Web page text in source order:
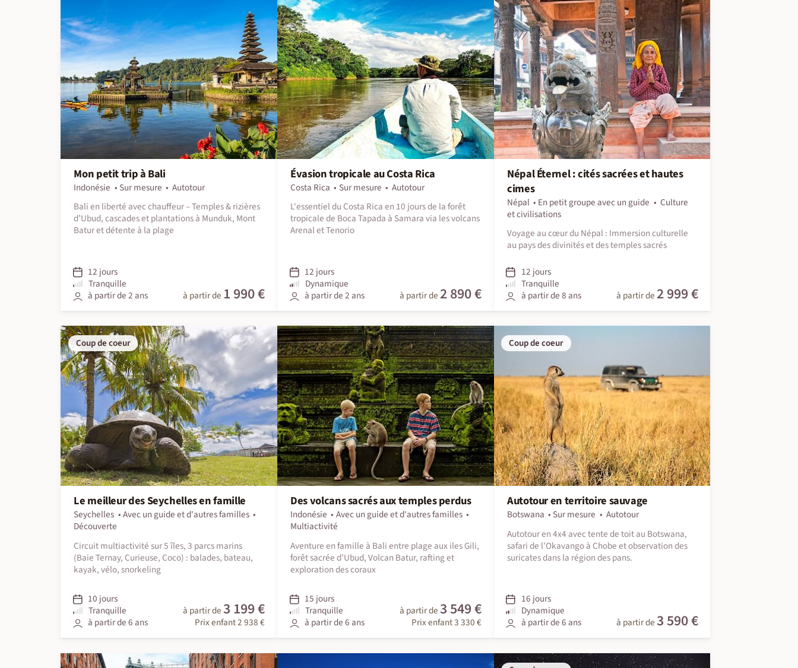
Mon petit trip à Bali
Indonésie Sur mesure
Autotour
Bali en liberté avec chauffeur – Temples & rizières
d’Ubud, cascades et plantations à Munduk, Mont
Batur et détente à la plage
12 jours
Tranquille
à partir de 2 ans
à partir de 1 990 €
Évasion tropicale au Costa Rica
Costa Rica Sur mesure
Autotour
L'essentiel du Costa Rica en 10 jours de la forêt
tropicale de Boca Tapada à Samara via les volcans
Arenal et Tenorio
12 jours
Dynamique
à partir de 2 ans
à partir de 2 890 €
Népal Éternel : cités sacrées et hautes
cimes
Népal En petit groupe avec un guide
Culture
et civilisations
Voyage au cœur du Népal : Immersion culturelle
au pays des divinités et des temples sacrés
12 jours
Tranquille
à partir de 8 ans
à partir de 2 999 €
Coup de coeur
Le meilleur des Seychelles en famille
Seychelles
Avec un guide et d'autres familles
Découverte
Circuit multiactivité sur 5 îles, 3 parcs marins
(Baie Ternay, Curieuse, Coco) : balades, bateau,
kayak, vélo, snorkeling
10 jours
Tranquille
à partir de 6 ans
à partir de 3 199 €
Prix enfant 2 938 €
Des volcans sacrés aux temples perdus
Indonésie
Avec un guide et d'autres familles
Multiactivité
Aventure en famille à Bali entre plage aux iles Gili,
forêt sacrée d’Ubud, Volcan Batur, rafting et
exploration des coraux
15 jours
Tranquille
à partir de 6 ans
à partir de 3 549 €
Prix enfant 3 330 €
Coup de coeur
Autotour en territoire sauvage
Botswana Sur mesure
Autotour
Autotour en 4x4 avec tente de toit au Botswana,
safari de l’Okavango à Chobe et observation des
suricates dans la région des pans.
16 jours
Dynamique
à partir de 6 ans
à partir de 3 590 €